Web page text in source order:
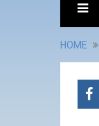
HOME